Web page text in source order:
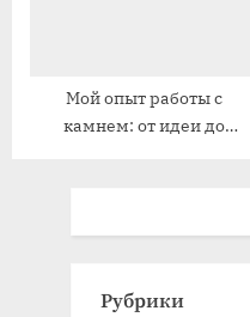
Мой опыт работы с
камнем: от идеи до
Рубрики